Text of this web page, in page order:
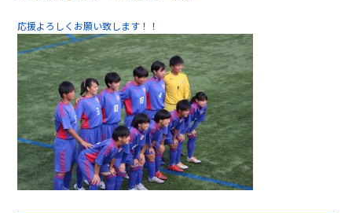
応援よろしくお願い致します！！